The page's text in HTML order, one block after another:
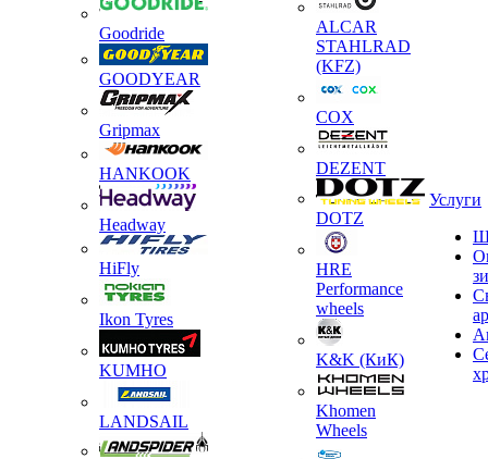
Goodride
GOODYEAR
Gripmax
HANKOOK
Headway
HiFly
Ikon Tyres
KUMHO
LANDSAIL
ALCAR
STAHLRAD
(KFZ)
COX
DEZENT
DOTZ
HRE
Performance
wheels
K&K (КиК)
Khomen
Wheels
Услуги